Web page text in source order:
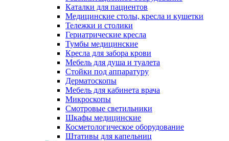
Каталки для пациентов
Медицинские столы, кресла и кушетки
Тележки и столики
Гериатрические кресла
Тумбы медицинские
Кресла для забора крови
Мебель для душа и туалета
Стойки под аппаратуру
Дерматоскопы
Мебель для кабинета врача
Микроскопы
Смотровые светильники
Шкафы медицинские
Косметологическое оборудование
Штативы для капельниц